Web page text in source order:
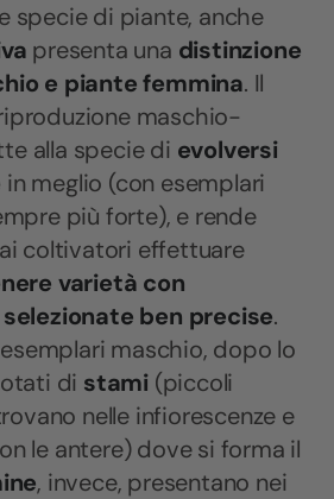
specie di piante, anche
presenta una distinzione
e piante femmina. Il
maschio-
alla specie di evolversi
in meglio (con esemplari
più forte), e rende
coltivatori effettuare
varietà con
ben precise.
maschio, dopo lo
di stami (piccoli
nelle infiorescenze e
le antere) dove si forma il
, invece, presentano nei